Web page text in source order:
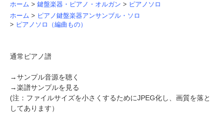
ホーム > 鍵盤楽器・ピアノ・オルガン > ピアノソロ
ホーム > ピアノ鍵盤楽器アンサンブル・ソロ
> ピアノソロ（編曲もの）
通常ピアノ譜
→サンプル音源を聴く
→楽譜サンプルを見る
(注：ファイルサイズを小さくするためにJPEG化し、画質を落と
してあります）